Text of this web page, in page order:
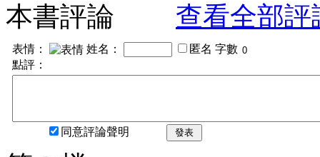
本書評論
查看全部評
表情： 姓名： 匿名 字數
點評：
同意評論聲明 發表